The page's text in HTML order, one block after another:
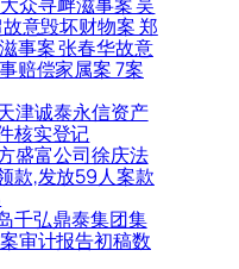
意毁坏财物案 郑
事案 张春华故意
赔偿家属案 7案
津诚泰永信资产
核实登记
盛富公司徐庆法
款,发放59人案款
千弘鼎泰集团集
审计报告初稿数